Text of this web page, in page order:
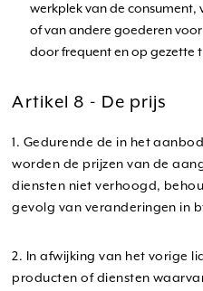
werkplek van de consument,
of van andere goederen
door frequent en op gezette
Artikel 8 - De prijs
1. Gedurende de in het
worden de prijzen van de
diensten niet verhoogd,
gevolg van veranderingen in
2. In afwijking van het vorige
producten of diensten